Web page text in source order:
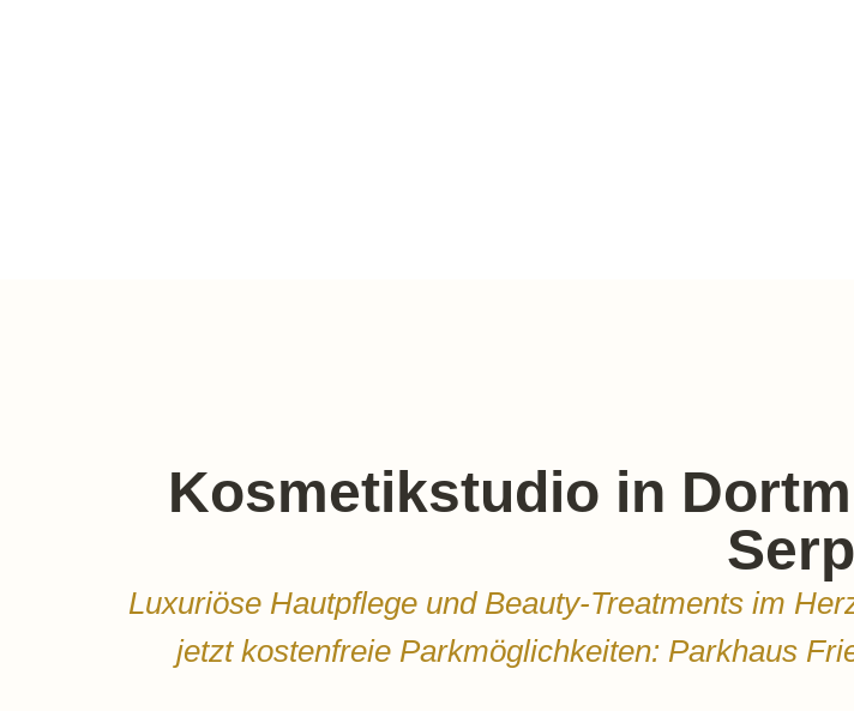
Kosmetikstudio in
Luxuriöse Hautpflege und Beauty-Treatments im
jetzt kostenfreie Parkmöglichkeiten: Parkhaus